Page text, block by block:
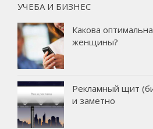
УЧЕБА И БИЗНЕС
Какова
женщины?
Рекламный щит
и заметно